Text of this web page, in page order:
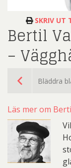
SKRIV UT
Bertil
–
Bläddra
Läs mer om